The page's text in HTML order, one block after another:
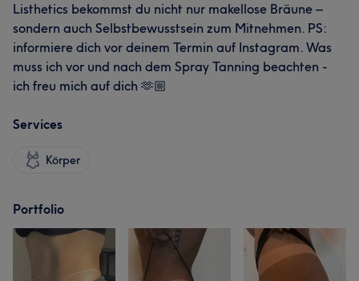
Listhetics bekommst du nicht nur makellose Bräune –
sondern auch Selbstbewusstsein zum Mitnehmen. PS:
informiere dich vor deinem Termin auf Instagram. Was
muss ich vor und nach dem Spray Tanning beachten -
ich freu mich auf dich 🫶🏼
Services
Körper
Portfolio